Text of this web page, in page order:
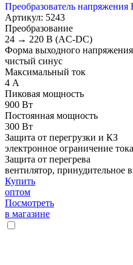
Преобразователь
Артикул: 5243
Преобразование
24 → 220 В (AC-DC)
Форма выходного напряжения
чистый синус
Максимальный ток
4 А
Пиковая мощность
900 Вт
Постоянная мощность
300 Вт
Защита от перегрузки и КЗ
электронное ограничение тока
Защита от перегрева
вентилятор, принудительное
Купить
оптом
Посмотреть
в магазине